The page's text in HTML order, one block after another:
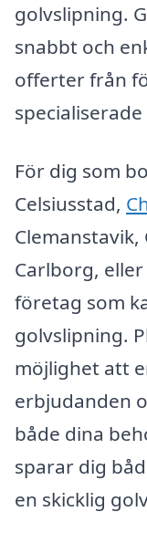
golvslipning.
snabbt och
offerter från
För dig som
Celsiusstad,
Carlborg,
företag som
golvslipning.
möjlighet att
erbjudanden
både dina
sparar dig
en skicklig